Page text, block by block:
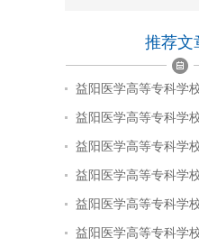
推荐文
益阳医学高等专科学
益阳医学高等专科学
益阳医学高等专科学
益阳医学高等专科学
益阳医学高等专科学
益阳医学高等专科学